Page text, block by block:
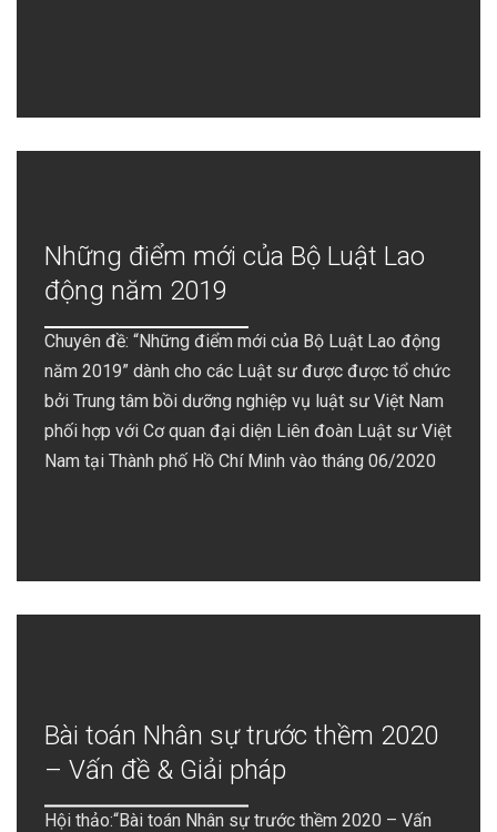
Những điểm mới của Bộ Luật Lao
động năm 2019
Chuyên đề: “Những điểm mới của Bộ Luật Lao động
năm 2019” dành cho các Luật sư được được tổ chức
bởi Trung tâm bồi dưỡng nghiệp vụ luật sư Việt Nam
phối hợp với Cơ quan đại diện Liên đoàn Luật sư Việt
Nam tại Thành phố Hồ Chí Minh vào tháng 06/2020
Bài toán Nhân sự trước thềm 2020
– Vấn đề & Giải pháp
Hội thảo:“Bài toán Nhân sự trước thềm 2020 – Vấn